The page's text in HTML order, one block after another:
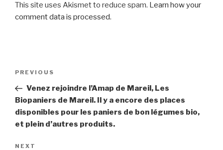
This site uses Akismet to reduce spam. Learn how your
comment data is processed.
Previous
Post
PREVIOUS
Venez rejoindre l’Amap de Mareil, Les
Biopaniers de Mareil. Il y a encore des places
disponibles pour les paniers de bon légumes bio,
et plein d’autres produits.
Next
NEXT